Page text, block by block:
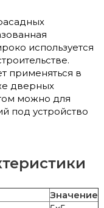
используется
применяться в
дверных
можно для
под устройство
Значение